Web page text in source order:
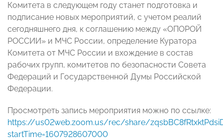
Комитета в следующем году станет подготовка и
подписание новых мероприятий, с учетом реалий
сегодняшнего дня, к соглашению между «ОПОРОЙ
РОССИИ» и МЧС России, определение Куратора
Комитета от МЧС России и вхождение в состав
рабочих групп, комитетов по безопасности Совета
Федераций и Государственной Думы Российской
Федерации.
Просмотреть запись мероприятия можно по ссылке:
https://us02web.zoom.us/rec/share/
startTime=1607928607000